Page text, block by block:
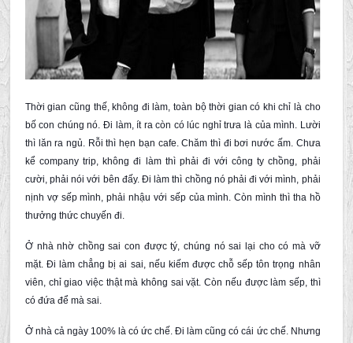
Thời gian cũng thế, không đi làm, toàn bộ thời gian có khi chỉ là cho
bố con chúng nó. Đi làm, ít ra còn có lúc nghỉ trưa là của mình. Lười
thì lăn ra ngủ. Rỗi thì hẹn bạn cafe. Chăm thì đi bơi nước ấm. Chưa
kể company trip, không đi làm thì phải đi với công ty chồng, phải
cười, phải nói với bên đấy. Đi làm thì chồng nó phải đi với mình, phải
nịnh vợ sếp mình, phải nhậu với sếp của mình. Còn mình thì tha hồ
thưởng thức chuyến đi.
Ở nhà nhờ chồng sai con được tý, chúng nó sai lại cho có mà vỡ
mặt. Đi làm chẳng bị ai sai, nếu kiếm được chỗ sếp tôn trọng nhân
viên, chỉ giao việc thật mà không sai vặt. Còn nếu được làm sếp, thì
có đứa để mà sai.
Ở nhà cả ngày 100% là có ức chế. Đi làm cũng có cái ức chế. Nhưng